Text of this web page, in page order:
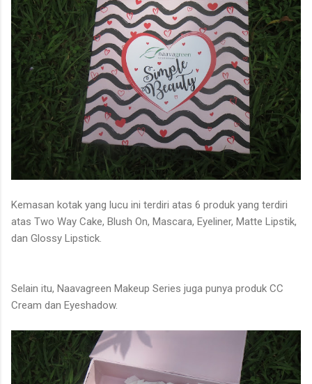
Kemasan kotak yang lucu ini terdiri atas 6 produk yang terdiri
atas Two Way Cake, Blush On, Mascara, Eyeliner, Matte Lipstik,
dan Glossy Lipstick.
Selain itu, Naavagreen Makeup Series juga punya produk CC
Cream dan Eyeshadow.